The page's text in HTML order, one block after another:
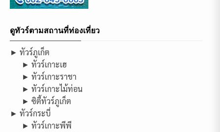
ดูทัวร์ตามสถานที่ท่องเที่ยว
► ทัวร์ภูเก็ต
► ทัวร์เกาะเฮ
► ทัวร์เกาะราชา
► ทัวร์เกาะไม้ท่อน
► ซิตี้ทัวร์ภูเก็ต
► ทัวร์กระบี่
► ทัวร์เกาะพีพี